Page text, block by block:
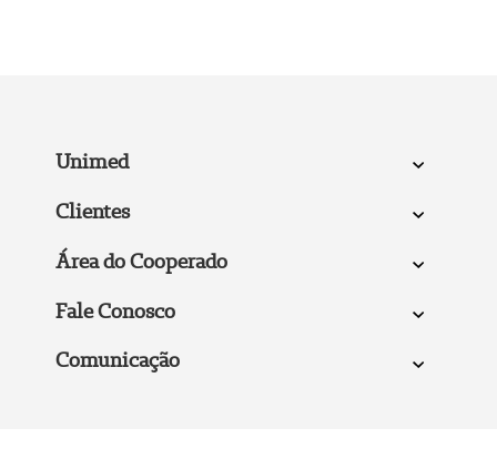
Unimed
Clientes
Área do Cooperado
Fale Conosco
Comunicação